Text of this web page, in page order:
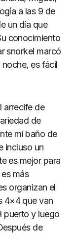
a las 9 de
un día que
conocimiento
snorkel marcó
noche, es fácil
arrecife de
de
mi baño de
incluso un
es mejor para
más
organizan el
4×4 que van
puerto y luego
de